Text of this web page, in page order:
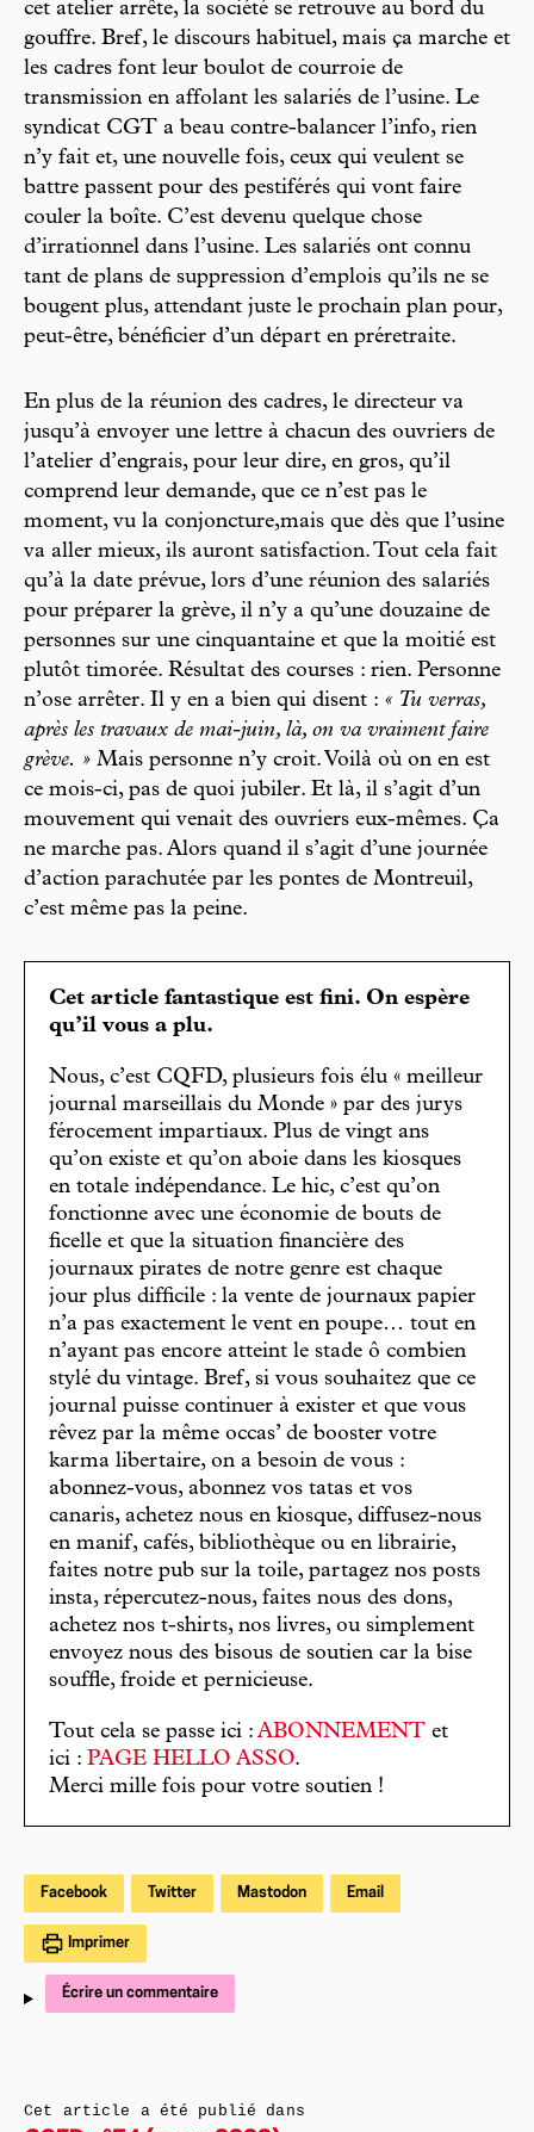
cet atelier arrête, la société se retrouve au bord du
gouffre. Bref, le discours habituel, mais ça marche et
les cadres font leur boulot de courroie de
transmission en affolant les salariés de l’usine. Le
syndicat CGT a beau contre-balancer l’info, rien
n’y fait et, une nouvelle fois, ceux qui veulent se
battre passent pour des pestiférés qui vont faire
couler la boîte. C’est devenu quelque chose
d’irrationnel dans l’usine. Les salariés ont connu
tant de plans de suppression d’emplois qu’ils ne se
bougent plus, attendant juste le prochain plan pour,
peut-être, bénéficier d’un départ en préretraite.
En plus de la réunion des cadres, le directeur va
jusqu’à envoyer une lettre à chacun des ouvriers de
l’atelier d’engrais, pour leur dire, en gros, qu’il
comprend leur demande, que ce n’est pas le
moment, vu la conjoncture,mais que dès que l’usine
va aller mieux, ils auront satisfaction. Tout cela fait
qu’à la date prévue, lors d’une réunion des salariés
pour préparer la grève, il n’y a qu’une douzaine de
personnes sur une cinquantaine et que la moitié est
plutôt timorée. Résultat des courses : rien. Personne
n’ose arrêter. Il y en a bien qui disent : « Tu verras,
après les travaux de mai-juin, là, on va vraiment faire
grève. » Mais personne n’y croit. Voilà où on en est
ce mois-ci, pas de quoi jubiler. Et là, il s’agit d’un
mouvement qui venait des ouvriers eux-mêmes. Ça
ne marche pas. Alors quand il s’agit d’une journée
d’action parachutée par les pontes de Montreuil,
c’est même pas la peine.
Cet article fantastique est fini. On espère
qu’il vous a plu.
Nous, c’est CQFD, plusieurs fois élu « meilleur
journal marseillais du Monde » par des jurys
férocement impartiaux. Plus de vingt ans
qu’on existe et qu’on aboie dans les kiosques
en totale indépendance. Le hic, c’est qu’on
fonctionne avec une économie de bouts de
ficelle et que la situation financière des
journaux pirates de notre genre est chaque
jour plus difficile : la vente de journaux papier
n’a pas exactement le vent en poupe… tout en
n’ayant pas encore atteint le stade ô combien
stylé du vintage. Bref, si vous souhaitez que ce
journal puisse continuer à exister et que vous
rêvez par la même occas’ de booster votre
karma libertaire, on a besoin de vous :
abonnez-vous, abonnez vos tatas et vos
canaris, achetez nous en kiosque, diffusez-nous
en manif, cafés, bibliothèque ou en librairie,
faites notre pub sur la toile, partagez nos posts
insta, répercutez-nous, faites nous des dons,
achetez nos t-shirts, nos livres, ou simplement
envoyez nous des bisous de soutien car la bise
souffle, froide et pernicieuse.
Tout cela se passe ici : ABONNEMENT et
ici : PAGE HELLO ASSO.
Merci mille fois pour votre soutien !
Facebook Twitter Mastodon Email
Imprimer
Écrire un commentaire
Cet article a été publié dans